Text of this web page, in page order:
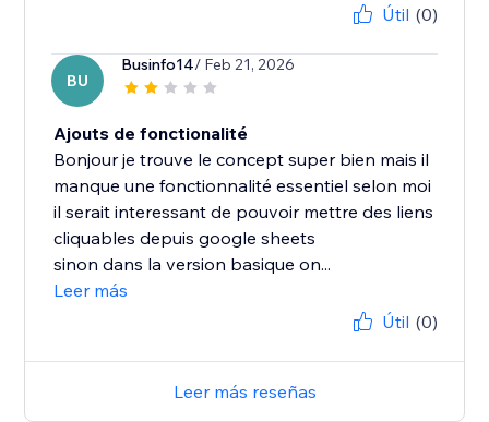
Útil (0)
BU
Businfo14/ Feb 21, 2026
Ajouts de fonctionalité
Bonjour je trouve le concept super bien mais il
manque une fonctionnalité essentiel selon moi
il serait interessant de pouvoir mettre des liens
cliquables depuis google sheets
sinon dans la version basique on...
Leer más
Útil (0)
Leer más reseñas